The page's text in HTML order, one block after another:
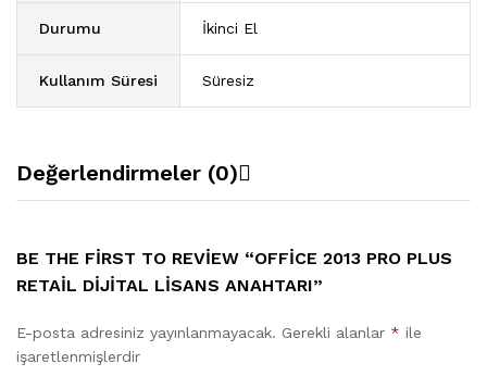
Durumu İkinci El
Kullanım Süresi Süresiz
Değerlendirmeler (0)
BE THE FIRST TO REVIEW “OFFICE 2013 PRO PLUS
RETAIL DIJITAL LISANS ANAHTARI”
E-posta adresiniz yayınlanmayacak. Gerekli alanlar * ile
işaretlenmişlerdir